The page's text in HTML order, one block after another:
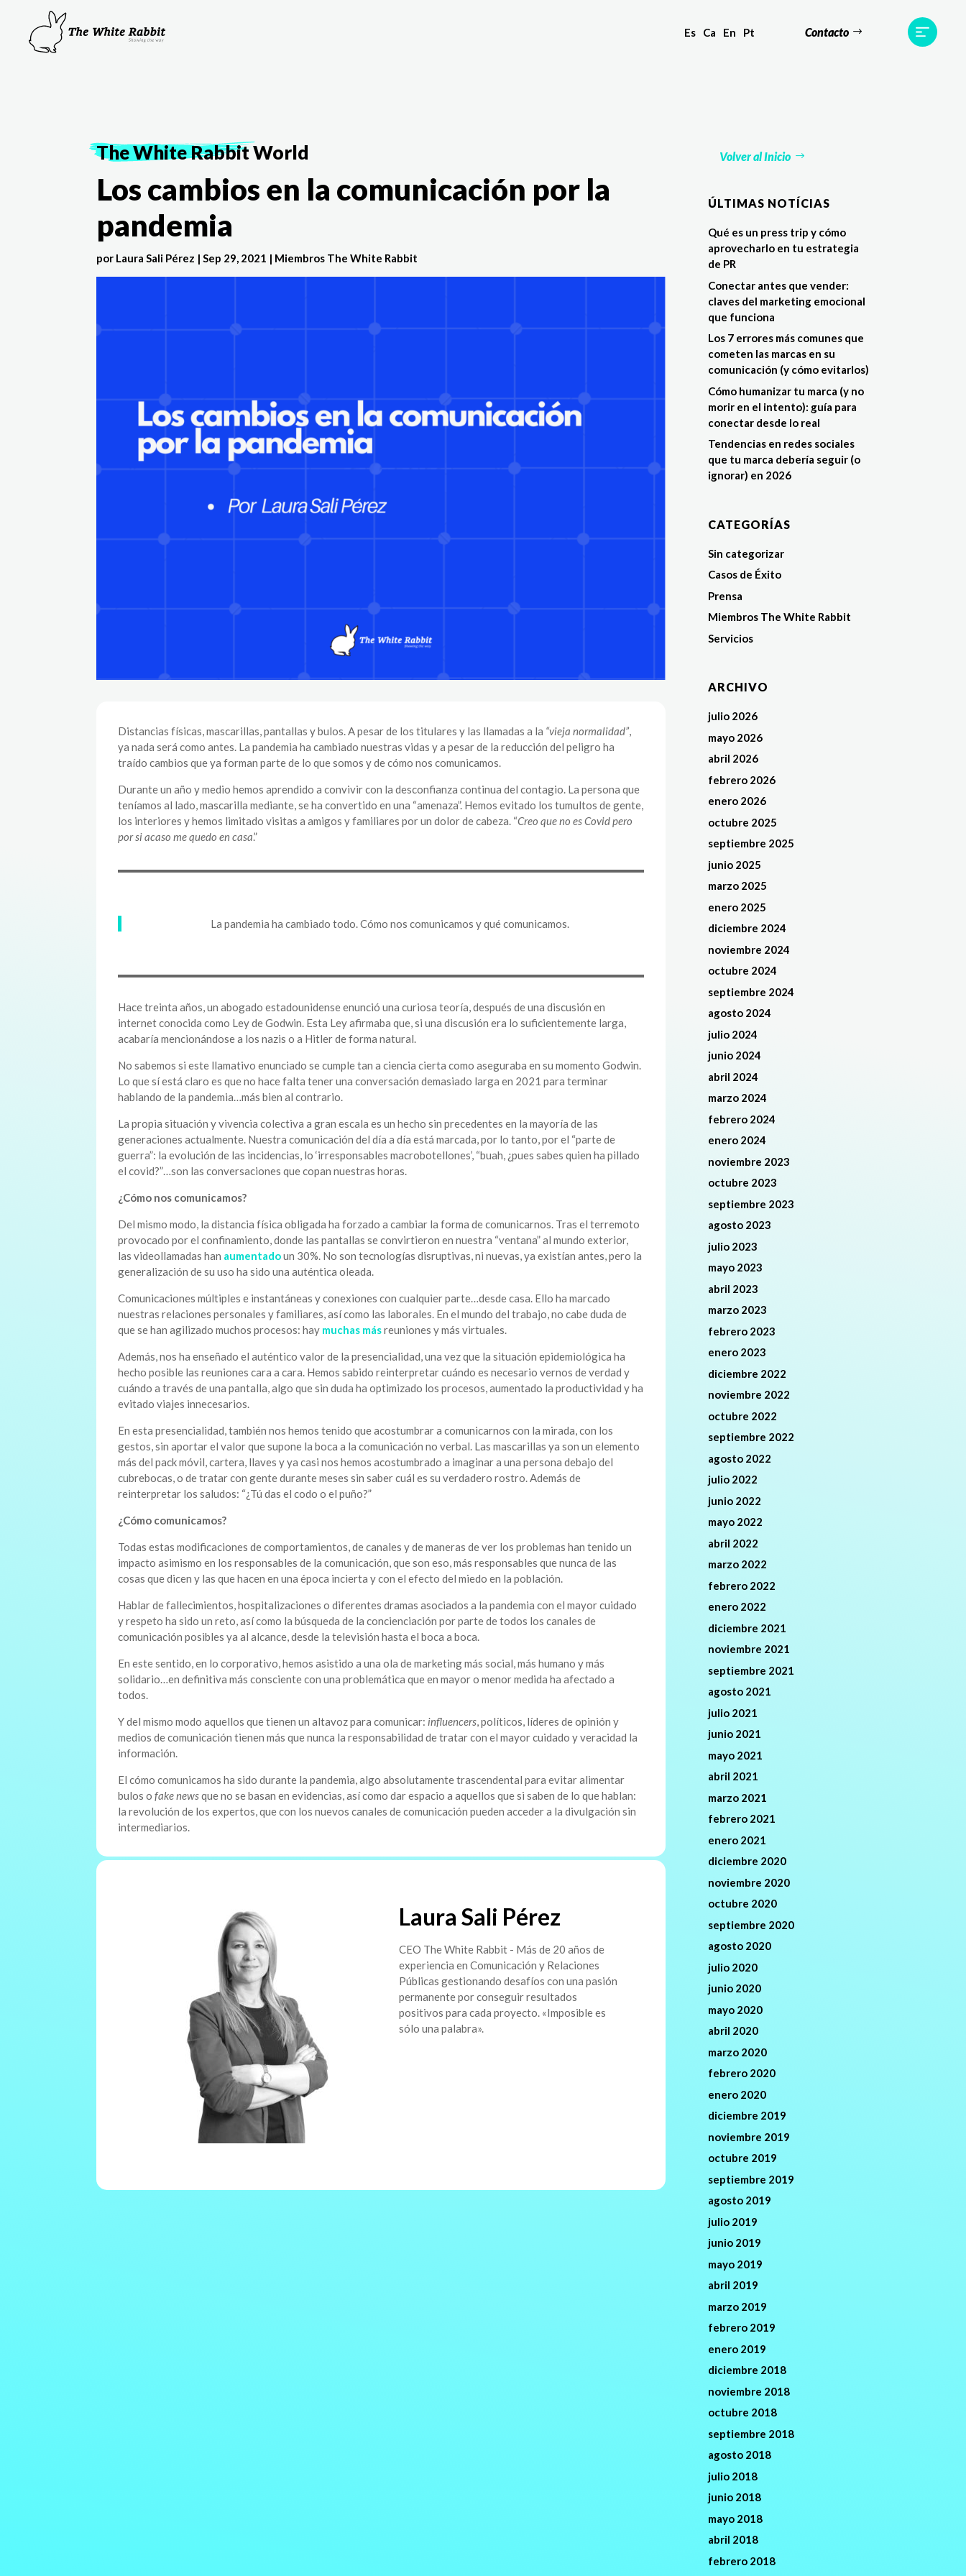
Es Ca En Pt Contacto
The White RabbitWorld Volver al Inicio
Los cambios en la comunicación por la
pandemia
por Laura Sali Pérez |Sep 29, 2021 | Miembros The White Rabbit
Distancias físicas, mascarillas, pantallas y bulos. A pesar de los titulares y las llamadas a la “vieja normalidad”,
ya nada será como antes. La pandemia ha cambiado nuestras vidas y a pesar de la reducción del peligro ha
traído cambios que ya forman parte de lo que somos y de cómo nos comunicamos.
Durante un año y medio hemos aprendido a convivir con la desconfianza continua del contagio. La persona que
teníamos al lado, mascarilla mediante, se ha convertido en una “amenaza”. Hemos evitado los tumultos de gente,
los interiores y hemos limitado visitas a amigos y familiares por un dolor de cabeza. “Creo que no es Covid pero
por si acaso me quedo en casa.”
La pandemia ha cambiado todo. Cómo nos comunicamos y qué comunicamos.
Hace treinta años, un abogado estadounidense enunció una curiosa teoría, después de una discusión en
internet conocida como Ley de Godwin. Esta Ley afirmaba que, si una discusión era lo suficientemente larga,
acabaría mencionándose a los nazis o a Hitler de forma natural.
No sabemos si este llamativo enunciado se cumple tan a ciencia cierta como aseguraba en su momento Godwin.
Lo que sí está claro es que no hace falta tener una conversación demasiado larga en 2021 para terminar
hablando de la pandemia…más bien al contrario.
La propia situación y vivencia colectiva a gran escala es un hecho sin precedentes en la mayoría de las
generaciones actualmente. Nuestra comunicación del día a día está marcada, por lo tanto, por el “parte de
guerra”: la evolución de las incidencias, lo ‘irresponsables macrobotellones’, “buah, ¿pues sabes quien ha pillado
el covid?”…son las conversaciones que copan nuestras horas.
¿Cómo nos comunicamos?
Del mismo modo, la distancia física obligada ha forzado a cambiar la forma de comunicarnos. Tras el terremoto
provocado por el confinamiento, donde las pantallas se convirtieron en nuestra “ventana” al mundo exterior,
las videollamadas han aumentadoun 30%. No son tecnologías disruptivas, ni nuevas, ya existían antes, pero la
generalización de su uso ha sido una auténtica oleada.
Comunicaciones múltiples e instantáneas y conexiones con cualquier parte…desde casa. Ello ha marcado
nuestras relaciones personales y familiares, así como las laborales. En el mundo del trabajo, no cabe duda de
que se han agilizado muchos procesos: hay muchas másreuniones y más virtuales.
Además, nos ha enseñado el auténtico valor de la presencialidad, una vez que la situación epidemiológica ha
hecho posible las reuniones cara a cara. Hemos sabido reinterpretar cuándo es necesario vernos de verdad y
cuándo a través de una pantalla, algo que sin duda ha optimizado los procesos, aumentado la productividad y ha
evitado viajes innecesarios.
En esta presencialidad, también nos hemos tenido que acostumbrar a comunicarnos con la mirada, con los
gestos, sin aportar el valor que supone la boca a la comunicación no verbal. Las mascarillas ya son un elemento
más del pack móvil, cartera, llaves y ya casi nos hemos acostumbrado a imaginar a una persona debajo del
cubrebocas, o de tratar con gente durante meses sin saber cuál es su verdadero rostro. Además de
reinterpretar los saludos: “¿Tú das el codo o el puño?”
¿Cómo comunicamos?
Todas estas modificaciones de comportamientos, de canales y de maneras de ver los problemas han tenido un
impacto asimismo en los responsables de la comunicación, que son eso, más responsables que nunca de las
cosas que dicen y las que hacen en una época incierta y con el efecto del miedo en la población.
Hablar de fallecimientos, hospitalizaciones o diferentes dramas asociados a la pandemia con el mayor cuidado
y respeto ha sido un reto, así como la búsqueda de la concienciación por parte de todos los canales de
comunicación posibles ya al alcance, desde la televisión hasta el boca a boca.
En este sentido, en lo corporativo, hemos asistido a una ola de marketing más social, más humano y más
solidario…en definitiva más consciente con una problemática que en mayor o menor medida ha afectado a
todos.
Y del mismo modo aquellos que tienen un altavoz para comunicar: influencers, políticos, líderes de opinión y
medios de comunicación tienen más que nunca la responsabilidad de tratar con el mayor cuidado y veracidad la
información.
El cómo comunicamos ha sido durante la pandemia, algo absolutamente trascendental para evitar alimentar
bulos ofake newsque no se basan en evidencias, así como dar espacio a aquellos que si saben de lo que hablan:
la revolución de los expertos, que con los nuevos canales de comunicación pueden acceder a la divulgación sin
intermediarios.
Laura Sali Pérez
CEO The White Rabbit - Más de 20 años de
experiencia en Comunicación y Relaciones
Públicas gestionando desafíos con una pasión
permanente por conseguir resultados
positivos para cada proyecto. «Imposible es
sólo una palabra».
ÚLTIMAS NOTÍCIAS
Qué es un press trip y cómo
aprovecharlo en tu estrategia
de PR
Conectar antes que vender:
claves del marketing emocional
que funciona
Los 7 errores más comunes que
cometen las marcas en su
comunicación (y cómo evitarlos)
Cómo humanizar tu marca (y no
morir en el intento): guía para
conectar desde lo real
Tendencias en redes sociales
que tu marca debería seguir (o
ignorar) en 2026
CATEGORÍAS
Sin categorizar
Casos de Éxito
Prensa
Miembros The White Rabbit
Servicios
ARCHIVO
julio 2026
mayo 2026
abril 2026
febrero 2026
enero 2026
octubre 2025
septiembre 2025
junio 2025
marzo 2025
enero 2025
diciembre 2024
noviembre 2024
octubre 2024
septiembre 2024
agosto 2024
julio 2024
junio 2024
abril 2024
marzo 2024
febrero 2024
enero 2024
noviembre 2023
octubre 2023
septiembre 2023
agosto 2023
julio 2023
mayo 2023
abril 2023
marzo 2023
febrero 2023
enero 2023
diciembre 2022
noviembre 2022
octubre 2022
septiembre 2022
agosto 2022
julio 2022
junio 2022
mayo 2022
abril 2022
marzo 2022
febrero 2022
enero 2022
diciembre 2021
noviembre 2021
septiembre 2021
agosto 2021
julio 2021
junio 2021
mayo 2021
abril 2021
marzo 2021
febrero 2021
enero 2021
diciembre 2020
noviembre 2020
octubre 2020
septiembre 2020
agosto 2020
julio 2020
junio 2020
mayo 2020
abril 2020
marzo 2020
febrero 2020
enero 2020
diciembre 2019
noviembre 2019
octubre 2019
septiembre 2019
agosto 2019
julio 2019
junio 2019
mayo 2019
abril 2019
marzo 2019
febrero 2019
enero 2019
diciembre 2018
noviembre 2018
octubre 2018
septiembre 2018
agosto 2018
julio 2018
junio 2018
mayo 2018
abril 2018
febrero 2018